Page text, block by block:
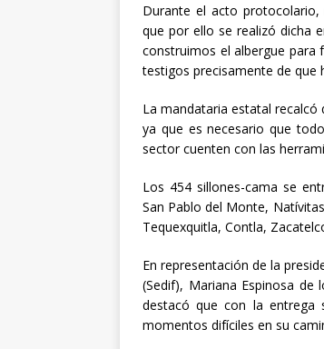
Durante el acto protocolario,
que por ello se realizó dicha
construimos el albergue para
testigos precisamente de que
La mandataria estatal recalcó
ya que es necesario que
sector cuenten con las
Los 454 sillones-cama se
San Pablo del Monte,
Tequexquitla, Contla,
En representación de la
(Sedif), Mariana Espinosa
destacó que con la entrega
momentos difíciles en su